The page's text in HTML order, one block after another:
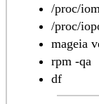
/proc/
/proc/
mageia
rpm -qa
df